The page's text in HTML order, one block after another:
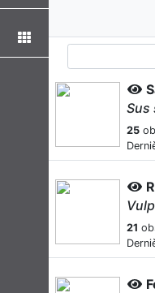
Sus
25
21